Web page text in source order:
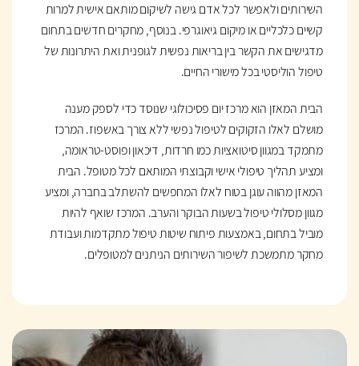
השירותים ולאפשר לכל אדם גישה לשיקום מותאם אישית למרות
קשיים כלכליים או מיקום גיאוגרפי. בנוסף, מחקרים חדשים בתחום
מדגישים את הקשר בין בריאות נפשית לגופנית ואת היתרונות של
טיפול הוליסטי בכל מישורי החיים.
הבית המאזן הוא מרכז יום פסיכולוגי שנוסד כדי לספק מענה
מושלם לאלו הזקוקים לטיפול נפשי ללא צורך באשפוז. המרכז
מתמקד במגוון סיטואציות כמו חרדות, דיכאון ופוסט-טראומה,
ומציע תהליך טיפולי אישי וקבוצתי המותאם לכל מטופל. הבית
המאזן מהווה עוגן בטוח לאלו המחפשים להשתלב בחברה, ומציע
מגוון מסלולי טיפול בשעות הבוקר והערב. המרכז שואף להיות
מוביל בתחום, באמצעות פיתוח שיטות טיפול מתקדמות ועבודת
מחקר מתמשכת לשיפור השירותים הניתנים למטופלים.